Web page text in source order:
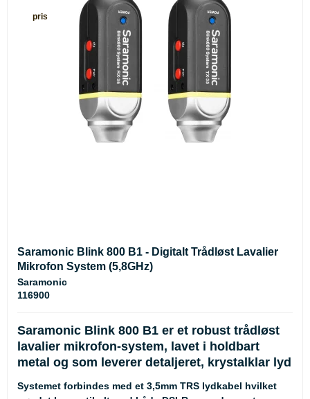
pris
Saramonic Blink 800 B1 - Digitalt Trådløst Lavalier
Mikrofon System (5,8GHz)
Saramonic
116900
Saramonic Blink 800 B1 er et robust trådløst
lavalier mikrofon-system, lavet i holdbart
metal og som leverer detaljeret, krystalklar lyd
Systemet forbindes med et 3,5mm TRS lydkabel hvilket